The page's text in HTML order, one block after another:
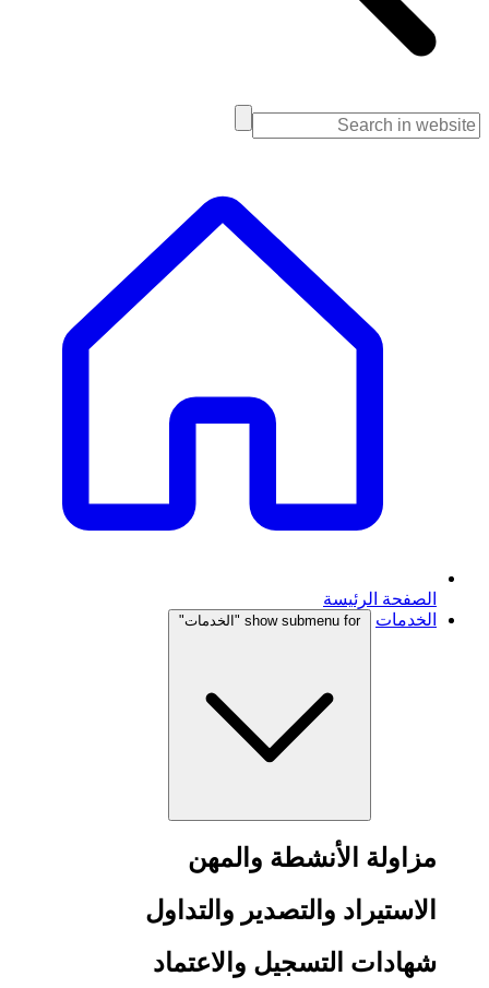
الصفحة الرئيسة
الخدمات
show submenu for "الخدمات"
مزاولة الأنشطة والمهن
الاستيراد والتصدير والتداول
شهادات التسجيل والاعتماد